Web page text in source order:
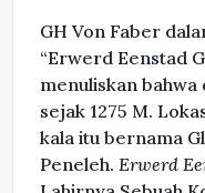
GH Von Faber
“Erwerd Eenstad
menuliskan bahwa
sejak 1275 M.
kala itu bernama
Peneleh. Erwerd